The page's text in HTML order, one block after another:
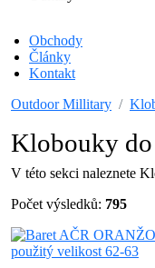
Obchody
Články
Kontakt
Outdoor Millitary
Klobouky
V této sekci naleznete
Počet výsledků: 795